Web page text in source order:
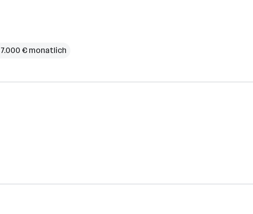
7.000 € monatlich